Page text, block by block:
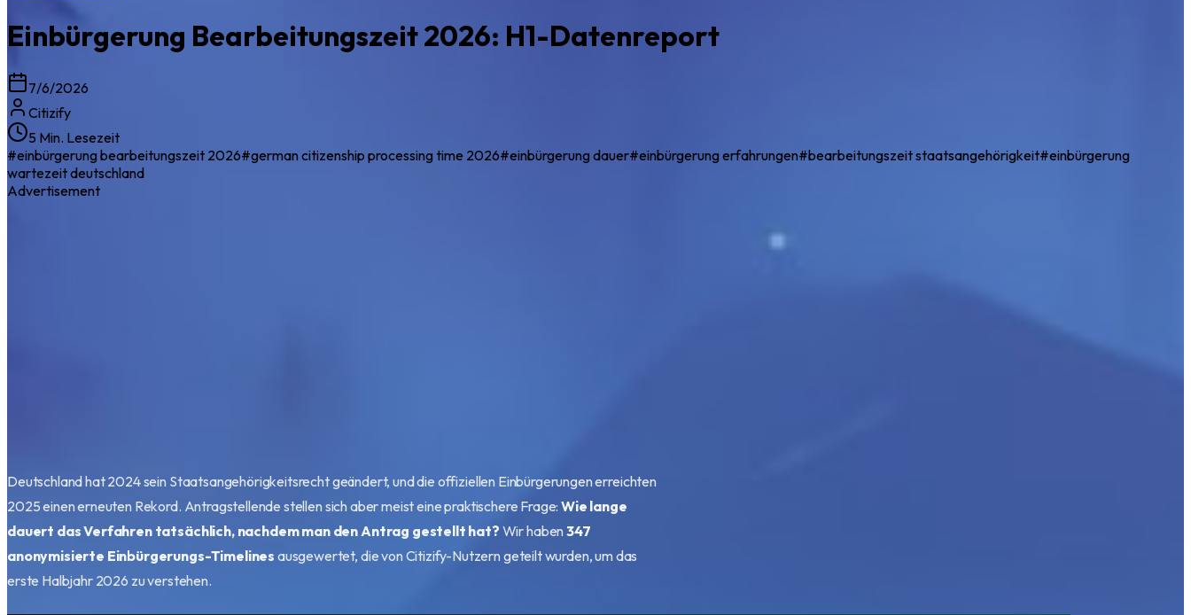
Einbürgerung Bearbeitungszeit 2026: H1-Datenreport
7/6/2026
Citizify
5 Min. Lesezeit
#einbürgerung bearbeitungszeit 2026#german citizenship processing time 2026#einbürgerung dauer#einbürgerung erfahrungen#bearbeitungszeit staatsangehörigkeit#einbürgerung
wartezeit deutschland
Advertisement
Deutschland hat 2024 sein Staatsangehörigkeitsrecht geändert, und die offiziellen Einbürgerungen erreichten
2025 einen erneuten Rekord. Antragstellende stellen sich aber meist eine praktischere Frage:Wie lange
dauert das Verfahren tatsächlich, nachdem man den Antrag gestellt hat? Wir haben 347
anonymisierte Einbürgerungs-Timelines ausgewertet, die von Citizify-Nutzern geteilt wurden, um das
erste Halbjahr 2026 zu verstehen.